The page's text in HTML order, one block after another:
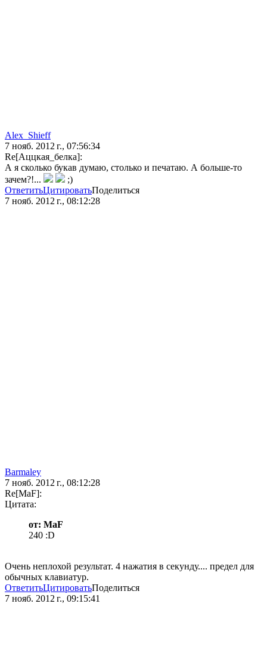
Alex_Shieff
7 нояб. 2012 г., 07:56:34
Re[Аццкая_белка]:
А я сколько букав думаю, столько и печатаю. А больше-то
зачем?!...
;)
ОтветитьЦитироватьПоделиться
7 нояб. 2012 г., 08:12:28
Barmaley
7 нояб. 2012 г., 08:12:28
Re[MaF]:
Цитата:
от: MaF
240 :D
Очень неплохой результат. 4 нажатия в секунду.... предел для
обычных клавиатур.
ОтветитьЦитироватьПоделиться
7 нояб. 2012 г., 09:15:41